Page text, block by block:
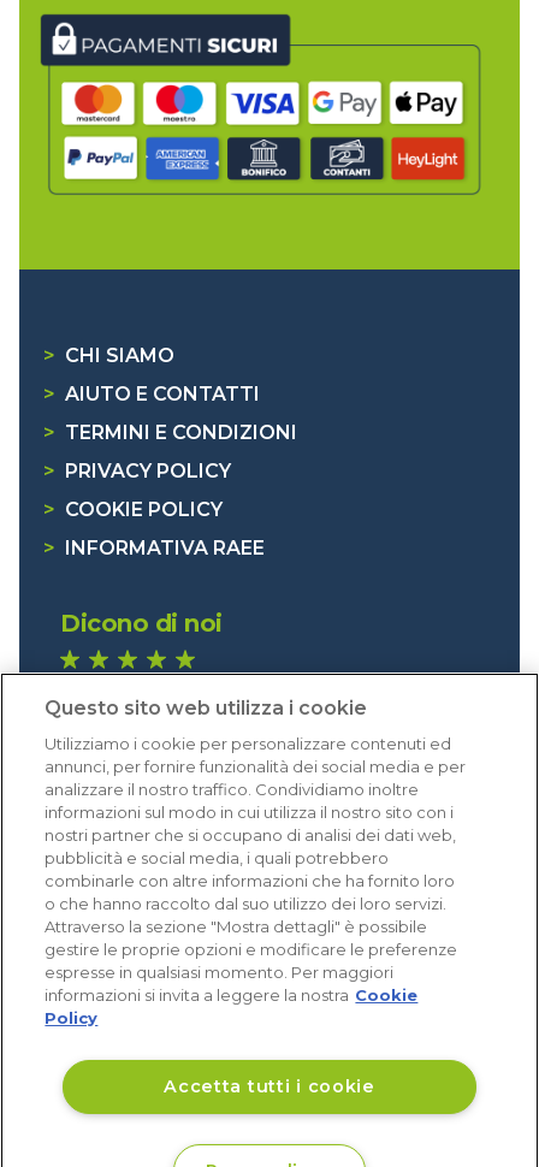
> CHI SIAMO
> AIUTO E CONTATTI
> TERMINI E CONDIZIONI
>
PRIVACY POLICY
> COOKIE POLICY
>
INFORMATIVA RAEE
Dicono di noi
Eccellente (4,8)
Acquisti verificati
Questo sito web utilizza i cookie
Utilizziamo i cookie per personalizzare contenuti ed
annunci, per fornire funzionalità dei social media e per
analizzare il nostro traffico. Condividiamo inoltre
informazioni sul modo in cui utilizza il nostro sito con i
nostri partner che si occupano di analisi dei dati web,
pubblicità e social media, i quali potrebbero
combinarle con altre informazioni che ha fornito loro
o che hanno raccolto dal suo utilizzo dei loro servizi.
Attraverso la sezione "Mostra dettagli" è possibile
gestire le proprie opzioni e modificare le preferenze
espresse in qualsiasi momento. Per maggiori
informazioni si invita a leggere la nostra Cookie
Policy
Accetta tutti i cookie